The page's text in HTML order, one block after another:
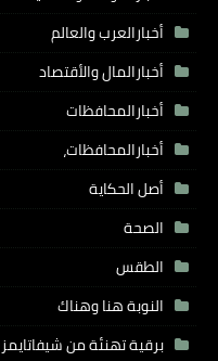
أخبارالعرب والعالم
أخبارالمال والأقتصاد
أخبارالمحافظات
أخبارالمحافظات،
أصل الحكاية
الصحة
الطقس
النوبة هنا وهناك
برقية تهنئة من شيفاتايمز